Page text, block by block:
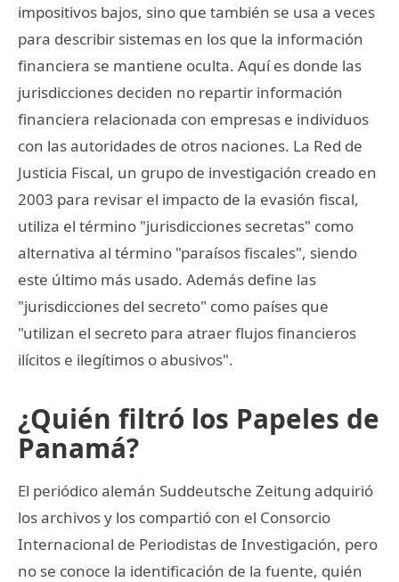
impositivos bajos, sino que también se usa a veces
para describir sistemas en los que la información
financiera se mantiene oculta. Aquí es donde las
jurisdicciones deciden no repartir información
financiera relacionada con empresas e individuos
con las autoridades de otros naciones. La Red de
Justicia Fiscal, un grupo de investigación creado en
2003 para revisar el impacto de la evasión fiscal,
utiliza el término "jurisdicciones secretas" como
alternativa al término "paraísos fiscales", siendo
este último más usado. Además define las
"jurisdicciones del secreto" como países que
"utilizan el secreto para atraer flujos financieros
ilícitos e ilegítimos o abusivos".
¿Quién filtró los Papeles de
Panamá?
El periódico alemán Suddeutsche Zeitung adquirió
los archivos y los compartió con el Consorcio
Internacional de Periodistas de Investigación, pero
no se conoce la identificación de la fuente, quién